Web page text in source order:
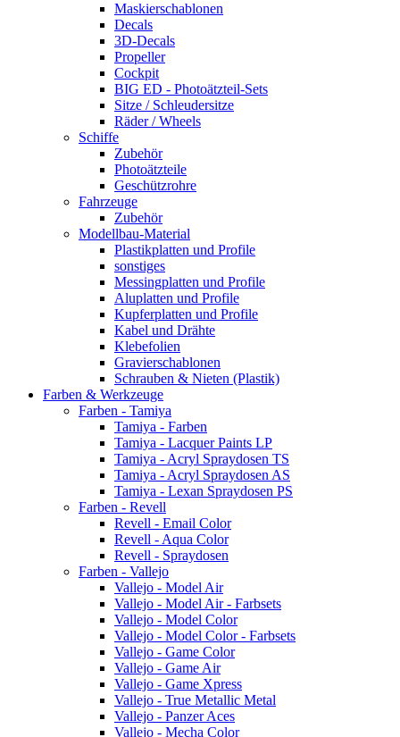
Maskierschablonen
Decals
3D-Decals
Propeller
Cockpit
BIG ED - Photoätzteil-Sets
Sitze / Schleudersitze
Räder / Wheels
Schiffe
Zubehör
Photoätzteile
Geschützrohre
Fahrzeuge
Zubehör
Modellbau-Material
Plastikplatten und Profile
sonstiges
Messingplatten und Profile
Aluplatten und Profile
Kupferplatten und Profile
Kabel und Drähte
Klebefolien
Gravierschablonen
Schrauben & Nieten (Plastik)
Farben & Werkzeuge
Farben - Tamiya
Tamiya - Farben
Tamiya - Lacquer Paints LP
Tamiya - Acryl Spraydosen TS
Tamiya - Acryl Spraydosen AS
Tamiya - Lexan Spraydosen PS
Farben - Revell
Revell - Email Color
Revell - Aqua Color
Revell - Spraydosen
Farben - Vallejo
Vallejo - Model Air
Vallejo - Model Air - Farbsets
Vallejo - Model Color
Vallejo - Model Color - Farbsets
Vallejo - Game Color
Vallejo - Game Air
Vallejo - Game Xpress
Vallejo - True Metallic Metal
Vallejo - Panzer Aces
Vallejo - Mecha Color